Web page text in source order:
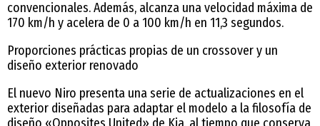
convencionales. Además, alcanza una velocidad máxima de
170 km/h y acelera de 0 a 100 km/h en 11,3 segundos.
Proporciones prácticas propias de un crossover y un
diseño exterior renovado
El nuevo Niro presenta una serie de actualizaciones en el
exterior diseñadas para adaptar el modelo a la filosofía de
diseño «Opposites United» de Kia, al tiempo que conserva